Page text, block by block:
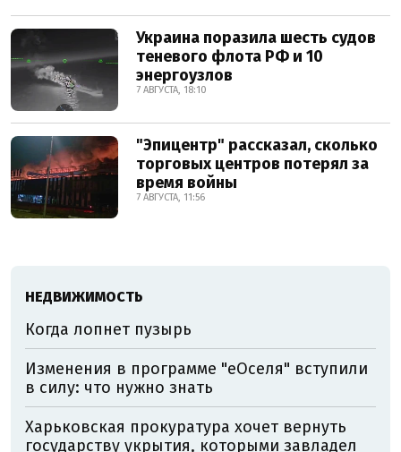
Украина поразила шесть судов
теневого флота РФ и 10
энергоузлов
7 АВГУСТА, 18:10
"Эпицентр" рассказал, сколько
торговых центров потерял за
время войны
7 АВГУСТА, 11:56
НЕДВИЖИМОСТЬ
Когда лопнет пузырь
Изменения в программе "еОселя" вступили
в силу: что нужно знать
Харьковская прокуратура хочет вернуть
государству укрытия, которыми завладел